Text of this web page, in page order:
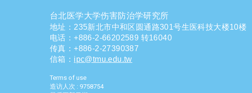
台北医学大学伤害防治学研究所
地址：235新北市中和区圆通路301号生医科技大楼10楼
电话 ：+886-2-66202589 转16040
传真：+886-2-27390387
信箱 ： ipc@tmu.edu.tw
Terms of use
造访人次 : 9758754